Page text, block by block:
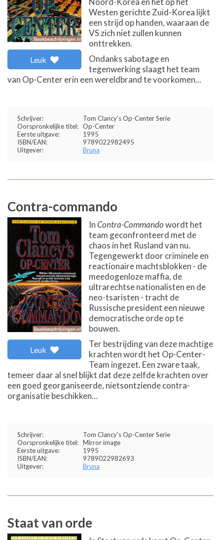
Leuk
Westen gerichte Zuid-Korea lijkt
een strijd op handen, waaraan de
VS zich niet zullen kunnen
onttrekken.
Ondanks sabotage en
tegenwerking slaagt het team
van Op-Center erin een wereldbrand te voorkomen...
Schrijver:
Tom Clancy's Op-Center Serie
Oorspronkelijke titel: Op-Center
Eerste uitgave:
1995
ISBN/EAN:
9789022982495
Uitgever:
Bruna
Contra-commando
Leuk
InContra-Commandowordt het
team geconfronteerd met de
chaos in het Rusland van nu.
Tegengewerkt door criminele en
reactionaire machtsblokken - de
meedogenloze maffia, de
ultrarechtse nationalisten en de
neo-tsaristen - tracht de
Russische president een nieuwe
democratische orde op te
bouwen.
Ter bestrijding van deze machtige
krachten wordt het Op-Center-
Team ingezet. Een zware taak,
temeer daar al snel blijkt dat deze zelfde krachten over
een goed georganiseerde, nietsontziende contra-
organisatie beschikken…
Schrijver:
Tom Clancy's Op-Center Serie
Oorspronkelijke titel: Mirror image
Eerste uitgave:
1995
ISBN/EAN:
9789022982693
Uitgever:
Bruna
Staat van orde